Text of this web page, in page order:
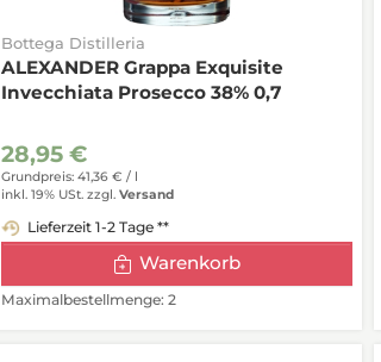
Bottega Distilleria
ALEXANDER Grappa Exquisite
Invecchiata Prosecco 38% 0,7
28,95 €
Grundpreis: 41,36 € /
inkl. 19% USt. zzgl. Versand
Lieferzeit 1-2 Tage **
Warenkorb
Maximalbestellmenge: 2